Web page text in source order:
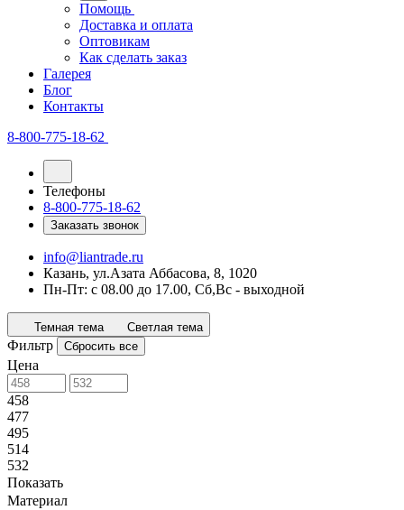
Помощь
Доставка и оплата
Оптовикам
Как сделать заказ
Галерея
Блог
Контакты
8-800-775-18-62
Телефоны
8-800-775-18-62
Заказать звонок
info@liantrade.ru
Казань, ул.Азата Аббасова, 8, 1020
Пн-Пт: c 08.00 до 17.00, Cб,Вс - выходной
Темная тема Светлая тема
Фильтр Сбросить все
Цена
458
477
495
514
532
Показать
Материал